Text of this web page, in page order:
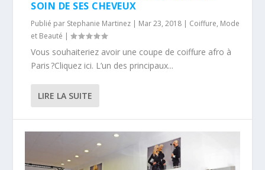
SOIN DE SES CHEVEUX
Publié par Stephanie Martinez | Mar 23, 2018 | Coiffure, Mode
et Beauté |
Vous souhaiteriez avoir une coupe de coiffure afro à
Paris ?Cliquez ici. L’un des principaux...
LIRE LA SUITE